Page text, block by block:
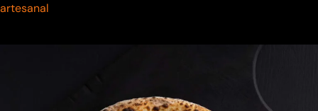
artesanal